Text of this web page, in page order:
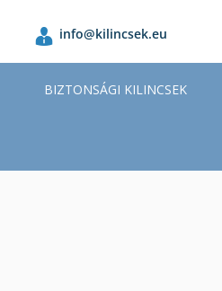
info@kilincsek.eu
BIZTONSÁGI KILINCSEK